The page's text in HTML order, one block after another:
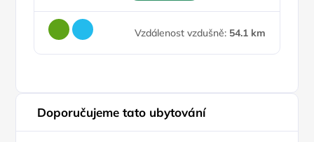
Vzdálenost vzdušně: 54.1 km
Doporučujeme tato ubytování